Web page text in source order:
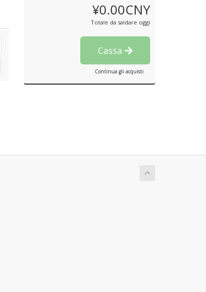
¥0.00CNY
Totale da saldare oggi
Cassa
Continua gli acquisti